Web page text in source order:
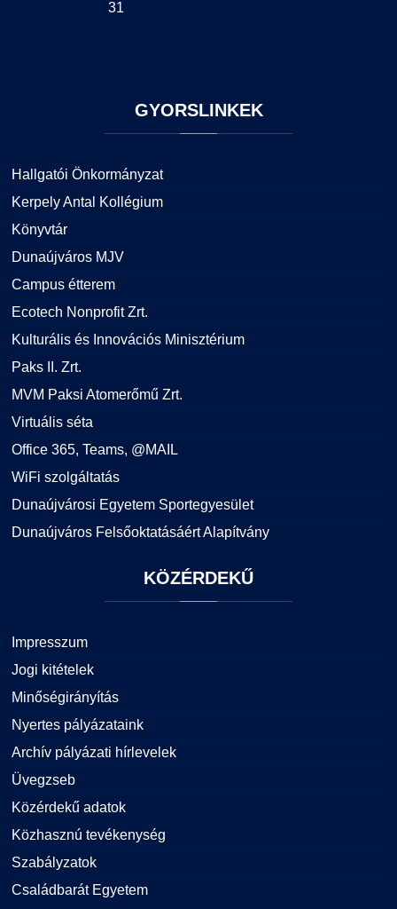
31
GYORSLINKEK
Hallgatói Önkormányzat
Kerpely Antal Kollégium
Könyvtár
Dunaújváros MJV
Campus étterem
Ecotech Nonprofit Zrt.
Kulturális és Innovációs Minisztérium
Paks II. Zrt.
MVM Paksi Atomerőmű Zrt.
Virtuális séta
Office 365, Teams, @MAIL
WiFi szolgáltatás
Dunaújvárosi Egyetem Sportegyesület
Dunaújváros Felsőoktatásáért Alapítvány
KÖZÉRDEKŰ
Impresszum
Jogi kitételek
Minőségirányítás
Nyertes pályázataink
Archív pályázati hírlevelek
Üvegzseb
Közérdekű adatok
Közhasznú tevékenység
Szabályzatok
Családbarát Egyetem